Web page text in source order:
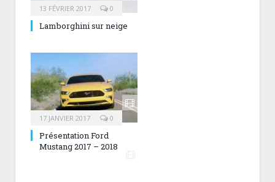
13 FÉVRIER 2017 0
Lamborghini sur neige
17 JANVIER 2017 0
Présentation Ford
Mustang 2017 – 2018